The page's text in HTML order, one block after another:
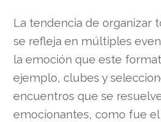
La tendencia de organizar
se refleja en múltiples
la emoción que este
ejemplo, clubes y
encuentros que se
emocionantes, como fue el